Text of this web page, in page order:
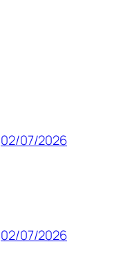
02/07/2026
02/07/2026